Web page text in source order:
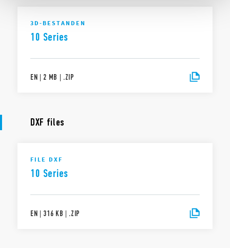
3D-BESTANDEN
10 Series
EN | 2 MB | .ZIP
DXF files
FILE DXF
10 Series
EN | 316 KB | .ZIP